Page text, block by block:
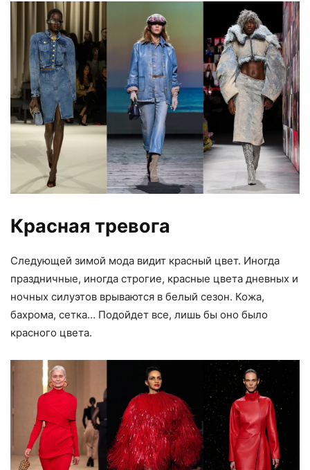
Красная тревога
Следующей зимой мода видит красный цвет. Иногда
праздничные, иногда строгие, красные цвета дневных и
ночных силуэтов врываются в белый сезон. Кожа,
бахрома, сетка… Подойдет все, лишь бы оно было
красного цвета.